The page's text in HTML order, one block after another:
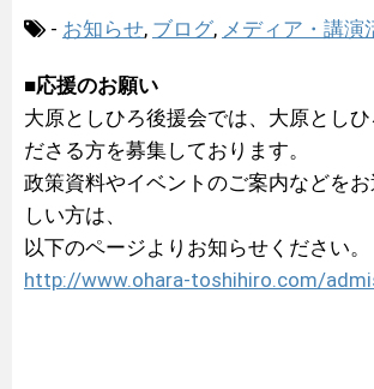
- お知らせ, ブログ, メディア・講演
■応援のお願い
大原としひろ後援会では、大原としひ
ださる方を募集しております。
政策資料やイベントのご案内などを
しい方は、
以下のページよりお知らせください。
http://www.ohara-toshihiro.com/